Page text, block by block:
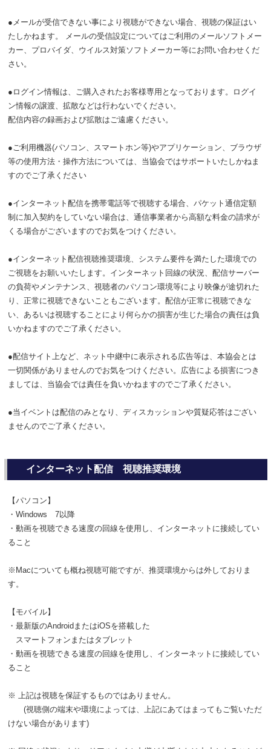
●メールが受信できない事により視聴ができない場合、視聴の保証はい
たしかねます。 メールの受信設定についてはご利用のメールソフトメー
カー、プロバイダ、ウイルス対策ソフトメーカー等にお問い合わせくだ
さい。
●ログイン情報は、ご購入されたお客様専用となっております。ログイ
ン情報の譲渡、拡散などは行わないでください。
配信内容の録画および拡散はご遠慮ください。
●ご利用機器(パソコン、スマートホン等)やアプリケーション、ブラウザ
等の使用方法・操作方法については、当協会ではサポートいたしかねま
すのでご了承ください
●インターネット配信を携帯電話等で視聴する場合、パケット通信定額
制に加入契約をしていない場合は、通信事業者から高額な料金の請求が
くる場合がございますのでお気をつけください。
●インターネット配信視聴推奨環境、システム要件を満たした環境での
ご視聴をお願いいたします。インターネット回線の状況、配信サーバー
の負荷やメンテナンス、視聴者のパソコン環境等により映像が途切れた
り、正常に視聴できないこともございます。配信が正常に視聴できな
い、あるいは視聴することにより何らかの損害が生じた場合の責任は負
いかねますのでご了承ください。
●配信サイト上など、ネット中継中に表示される広告等は、本協会とは
一切関係がありませんのでお気をつけください。広告による損害につき
ましては、当協会では責任を負いかねますのでご了承ください。
●当イベントは配信のみとなり、ディスカッションや質疑応答はござい
ませんのでご了承ください。
インターネット配信 視聴推奨環境
【パソコン】
・Windows 7以降
・動画を視聴できる速度の回線を使用し、インターネットに接続してい
ること
※Macについても概ね視聴可能ですが、推奨環境からは外しておりま
す。
【モバイル】
・最新版のAndroidまたはiOSを搭載した
スマートフォンまたはタブレット
・動画を視聴できる速度の回線を使用し、インターネットに接続してい
ること
※ 上記は視聴を保証するものではありません。
(視聴側の端末や環境によっては、上記にあてはまってもご覧いただ
けない場合があります)